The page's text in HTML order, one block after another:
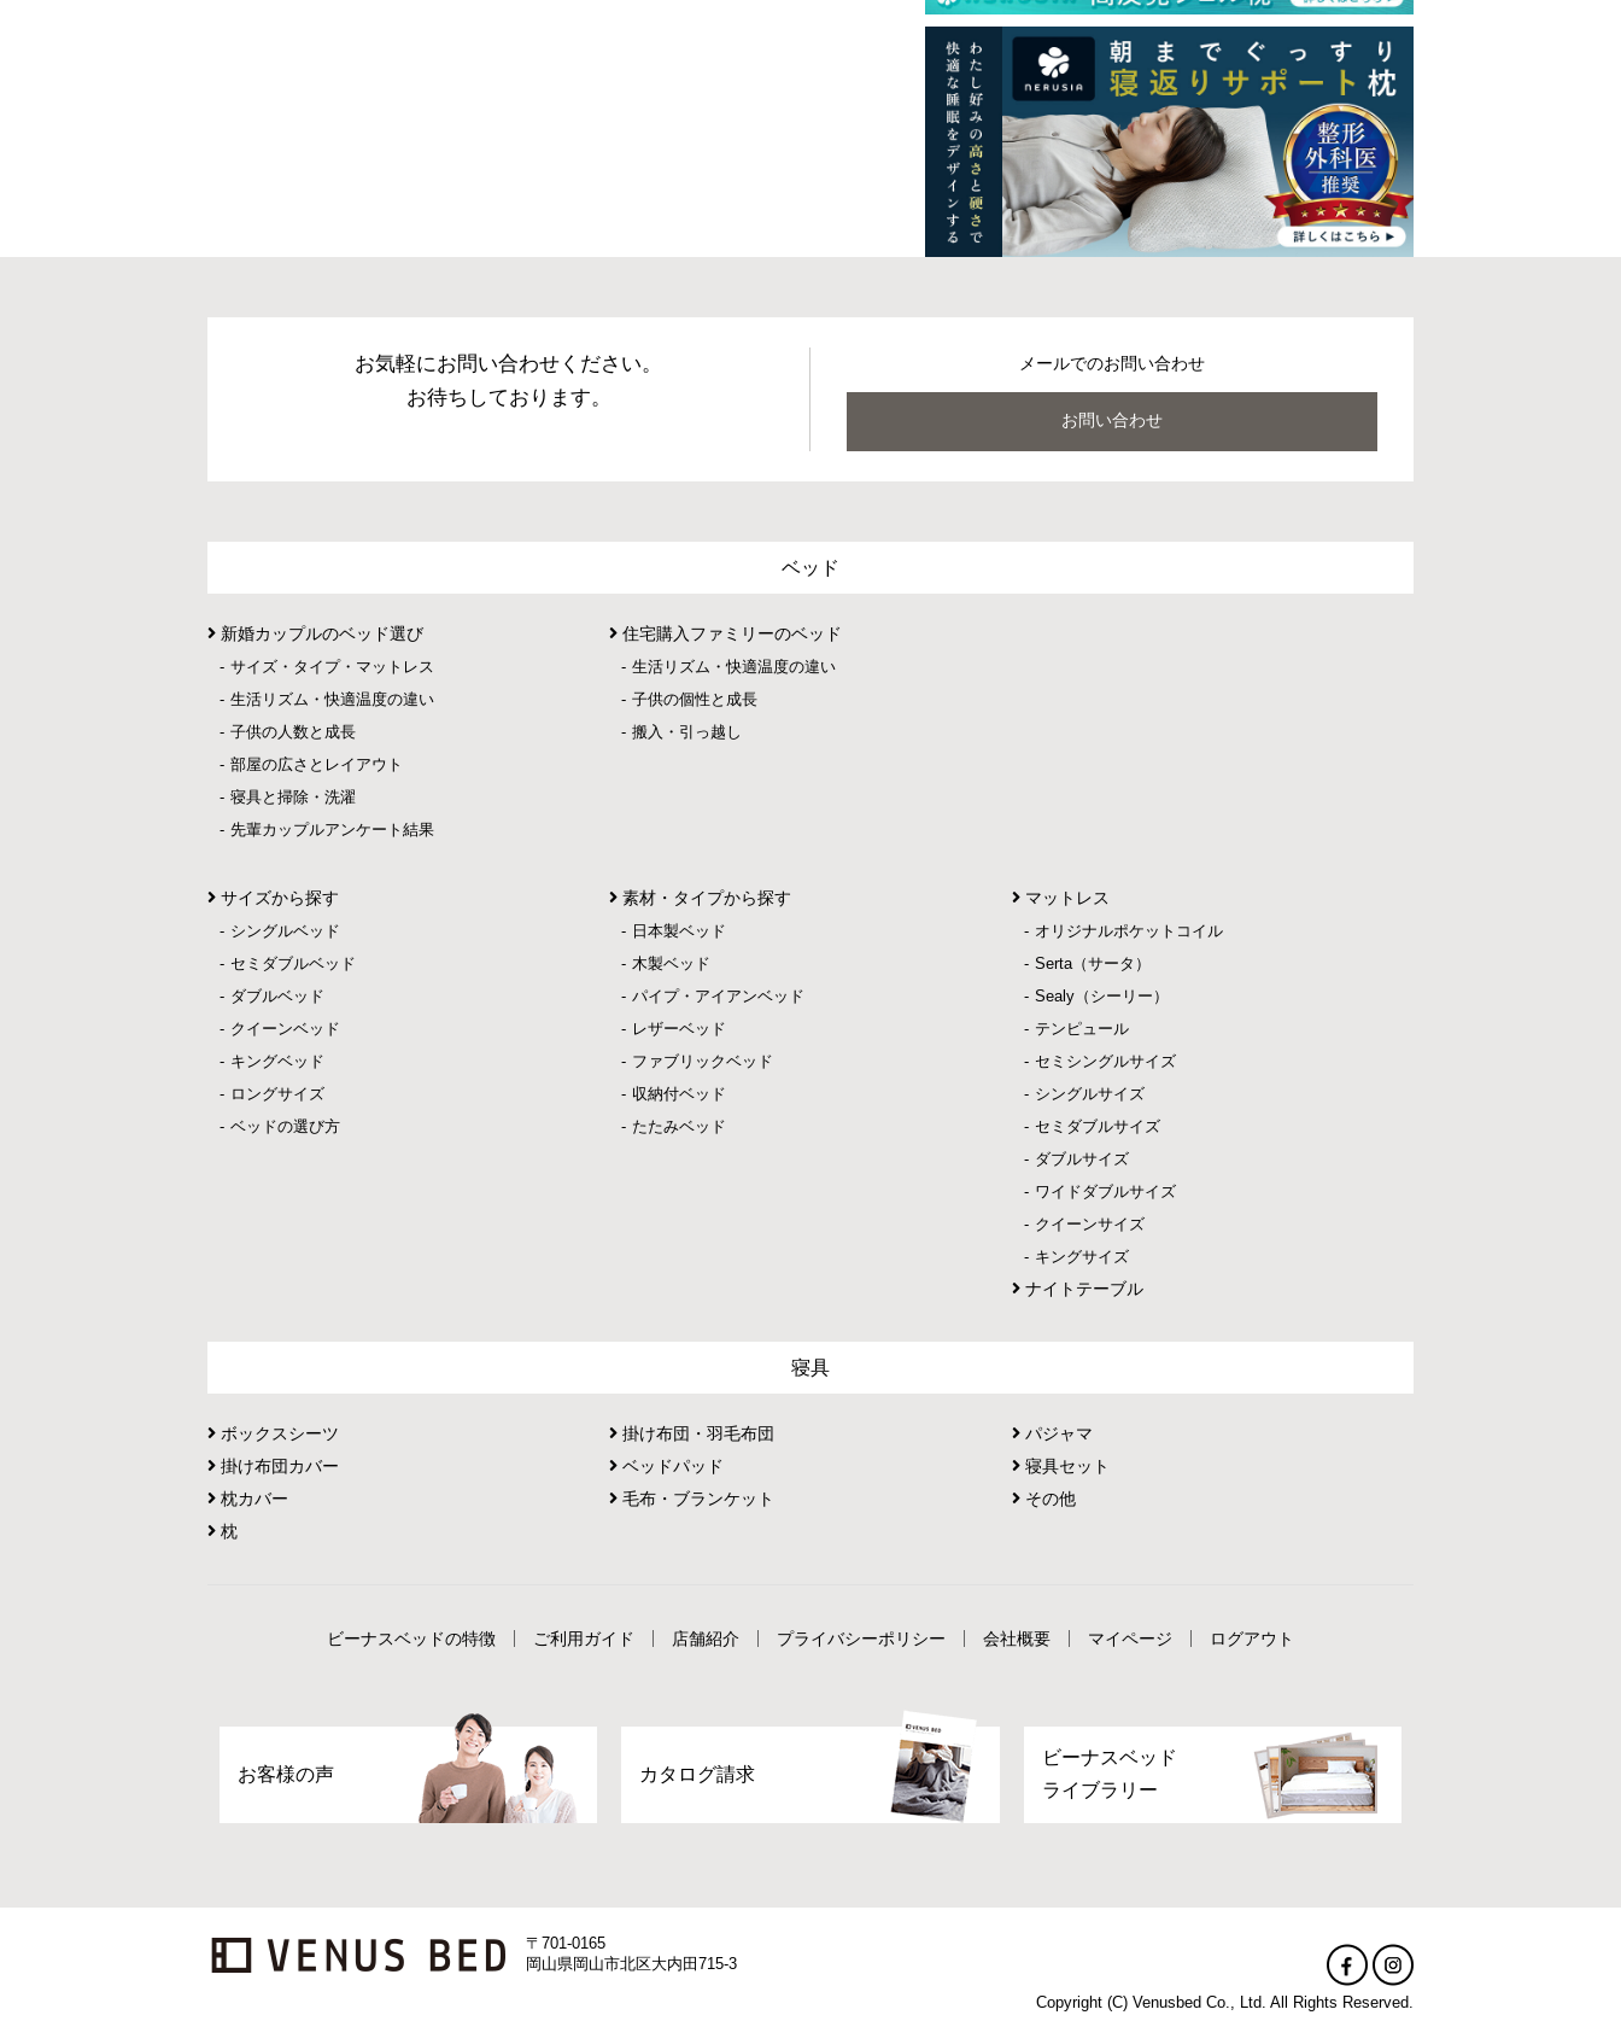
お気軽にお問い合わせください。
お待ちしております。
メールでのお問い合わせ
お問い合わせ
ベッド
新婚カップルのベッド選び
サイズ・タイプ・マットレス
生活リズム・快適温度の違い
子供の人数と成長
部屋の広さとレイアウト
寝具と掃除・洗濯
先輩カップルアンケート結果
住宅購入ファミリーのベッド
生活リズム・快適温度の違い
子供の個性と成長
搬入・引っ越し
サイズから探す
シングルベッド
セミダブルベッド
ダブルベッド
クイーンベッド
キングベッド
ロングサイズ
ベッドの選び方
素材・タイプから探す
日本製ベッド
木製ベッド
パイプ・アイアンベッド
レザーベッド
ファブリックベッド
収納付ベッド
たたみベッド
マットレス
オリジナルポケットコイル
Serta（サータ）
Sealy（シーリー）
テンピュール
セミシングルサイズ
シングルサイズ
セミダブルサイズ
ダブルサイズ
ワイドダブルサイズ
クイーンサイズ
キングサイズ
ナイトテーブル
寝具
ボックスシーツ
掛け布団カバー
枕カバー
枕
掛け布団・羽毛布団
ベッドパッド
毛布・ブランケット
パジャマ
寝具セット
その他
ビーナスベッドの特徴 ご利用ガイド 店舗紹介 プライバシーポリシー 会社概要 マイページ ログアウト
お客様の声 カタログ請求
ビーナスベッド
ライブラリー
〒701-0165
岡山県岡山市北区大内田715-3
Copyright (C) Venusbed Co., Ltd. All Rights Reserved.